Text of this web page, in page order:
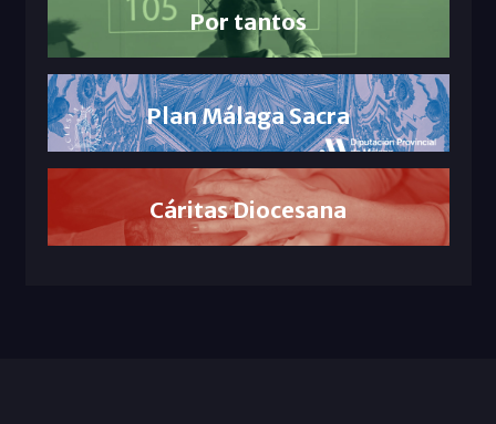
Por tantos
Plan Málaga Sacra
Cáritas Diocesana